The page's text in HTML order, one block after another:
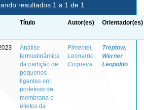
resultados 1 a 1 de 1
Título Autor(es) Orientador(es)
Análise
termodinâmica
da partição de
pequenos
ligantes em
proteínas de
membrana e
efeitos da
Pimentel,
Leonardo
Cirqueira
Treptow,
Werner
Leopoldo